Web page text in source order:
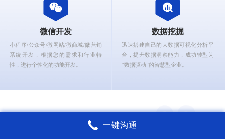
微信开发
小程序/公众号/微网站/微商城/微营销
系统开发，根据您的需求和行业特
性，进行个性化的功能开发。
数据挖掘
迅速搭建自己的大数据可视化分析平
台，提升数据洞察能力，成功转型为
“数据驱动”的智慧型企业。
锐智互动核心能力
一键沟通